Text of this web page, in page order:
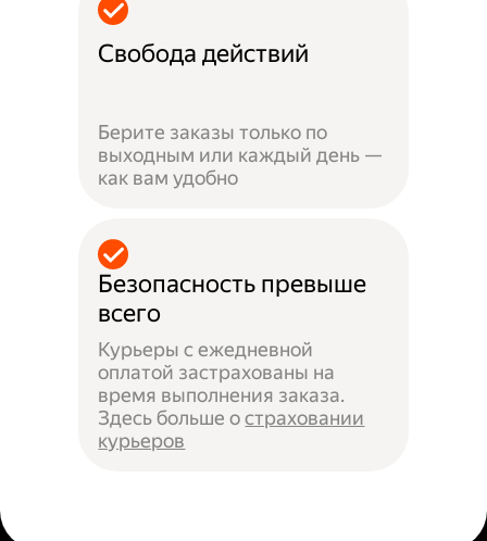
Свобода действий
Берите заказы только по
выходным или каждый день —
как вам удобно
Безопасность превыше
всего
Курьеры с ежедневной
оплатой застрахованы на
время выполнения заказа.
Здесь больше остраховании
курьеров